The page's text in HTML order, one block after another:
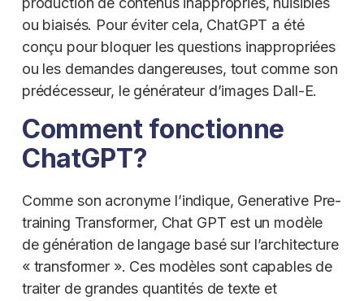
ou biaisés. Pour éviter cela, ChatGPT a été
conçu pour bloquer les questions inappropriées
ou les demandes dangereuses, tout comme son
prédécesseur, le générateur d’images Dall-E.
Comment fonctionne
ChatGPT?
Comme son acronyme l’indique, Generative Pre-
training Transformer, Chat GPT est un modèle
de génération de langage basé sur l’architecture
« transformer ». Ces modèles sont capables de
traiter de grandes quantités de texte et